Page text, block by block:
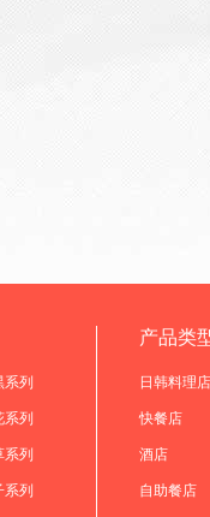
系列
系列
系列
系列
产品类
日韩料理店
快餐店
酒店
自助餐店